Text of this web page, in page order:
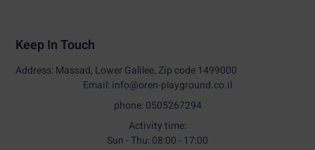
Keep In Touch
Address: Massad, Lower Galilee, Zip code 1499000
Email: info@oren-playground.co.il
phone: 0505267294
Activity time:
Sun - Thu: 08:00 - 17:00